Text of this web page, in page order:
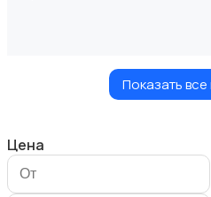
Показать все
Цена